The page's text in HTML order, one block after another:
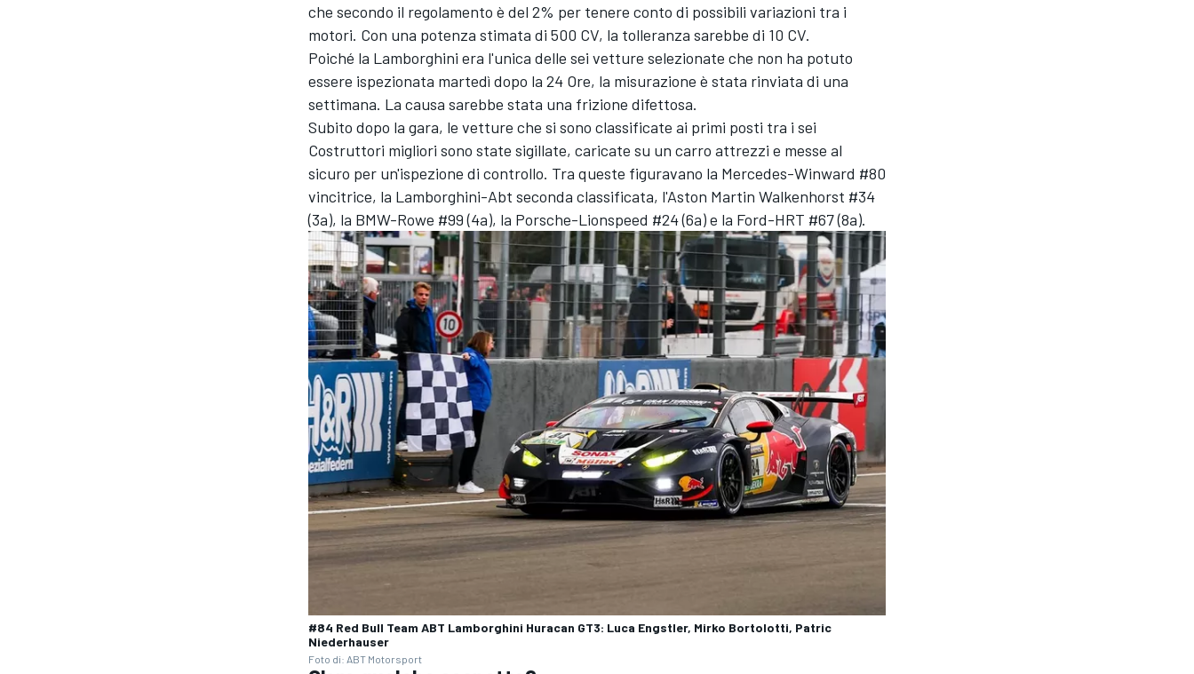
che secondo il regolamento è del 2% per tenere conto di possibili variazioni tra i
motori. Con una potenza stimata di 500 CV, la tolleranza sarebbe di 10 CV.
Poiché la Lamborghini era l'unica delle sei vetture selezionate che non ha potuto
essere ispezionata martedì dopo la 24 Ore, la misurazione è stata rinviata di una
settimana. La causa sarebbe stata una frizione difettosa.
Subito dopo la gara, le vetture che si sono classificate ai primi posti tra i sei
Costruttori migliori sono state sigillate, caricate su un carro attrezzi e messe al
sicuro per un'ispezione di controllo. Tra queste figuravano la Mercedes-Winward #80
vincitrice, la Lamborghini-Abt seconda classificata, l'Aston Martin Walkenhorst #34
(3a), la BMW-Rowe #99 (4a), la Porsche-Lionspeed #24 (6a) e la Ford-HRT #67 (8a).
#84 Red Bull Team ABT Lamborghini Huracan GT3: Luca Engstler, Mirko Bortolotti, Patric
Niederhauser
Foto di: ABT Motorsport